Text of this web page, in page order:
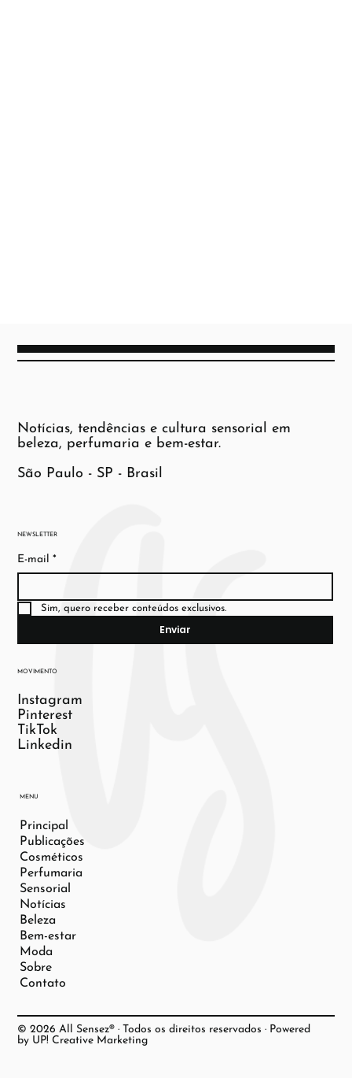
NEWSLETTER
E-mail *
Sim, quero receber conteúdos exclusivos.
Enviar
MOVIMENTO
Instagram
Pinterest
TikTok
Linkedin
MENU
Principal
Publicações
Cosméticos
Perfumaria
Sensorial
Notícias
Beleza
Bem-estar
Moda
Sobre
Contato
Notícias, tendências e cultura sensorial em
beleza, perfumaria e bem-estar.
São Paulo - SP - Brasil
© 2026 All Sensez® · Todos os direitos reservados · Powered
by UP! Creative Marketing